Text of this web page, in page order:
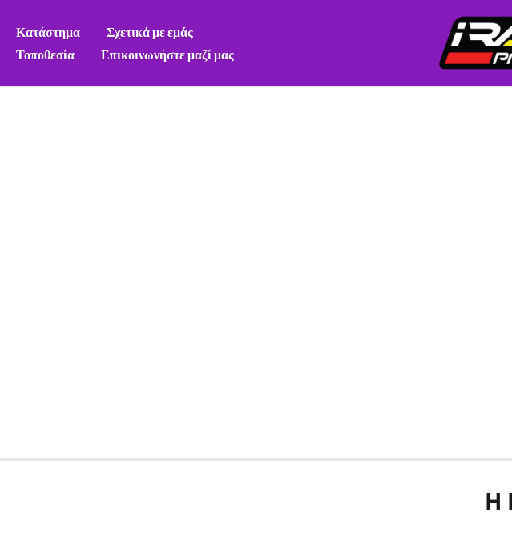
Κατάστημα
Σχετικά με εμάς
Τοποθεσία
Επικοινωνήστε μαζί μας
Η